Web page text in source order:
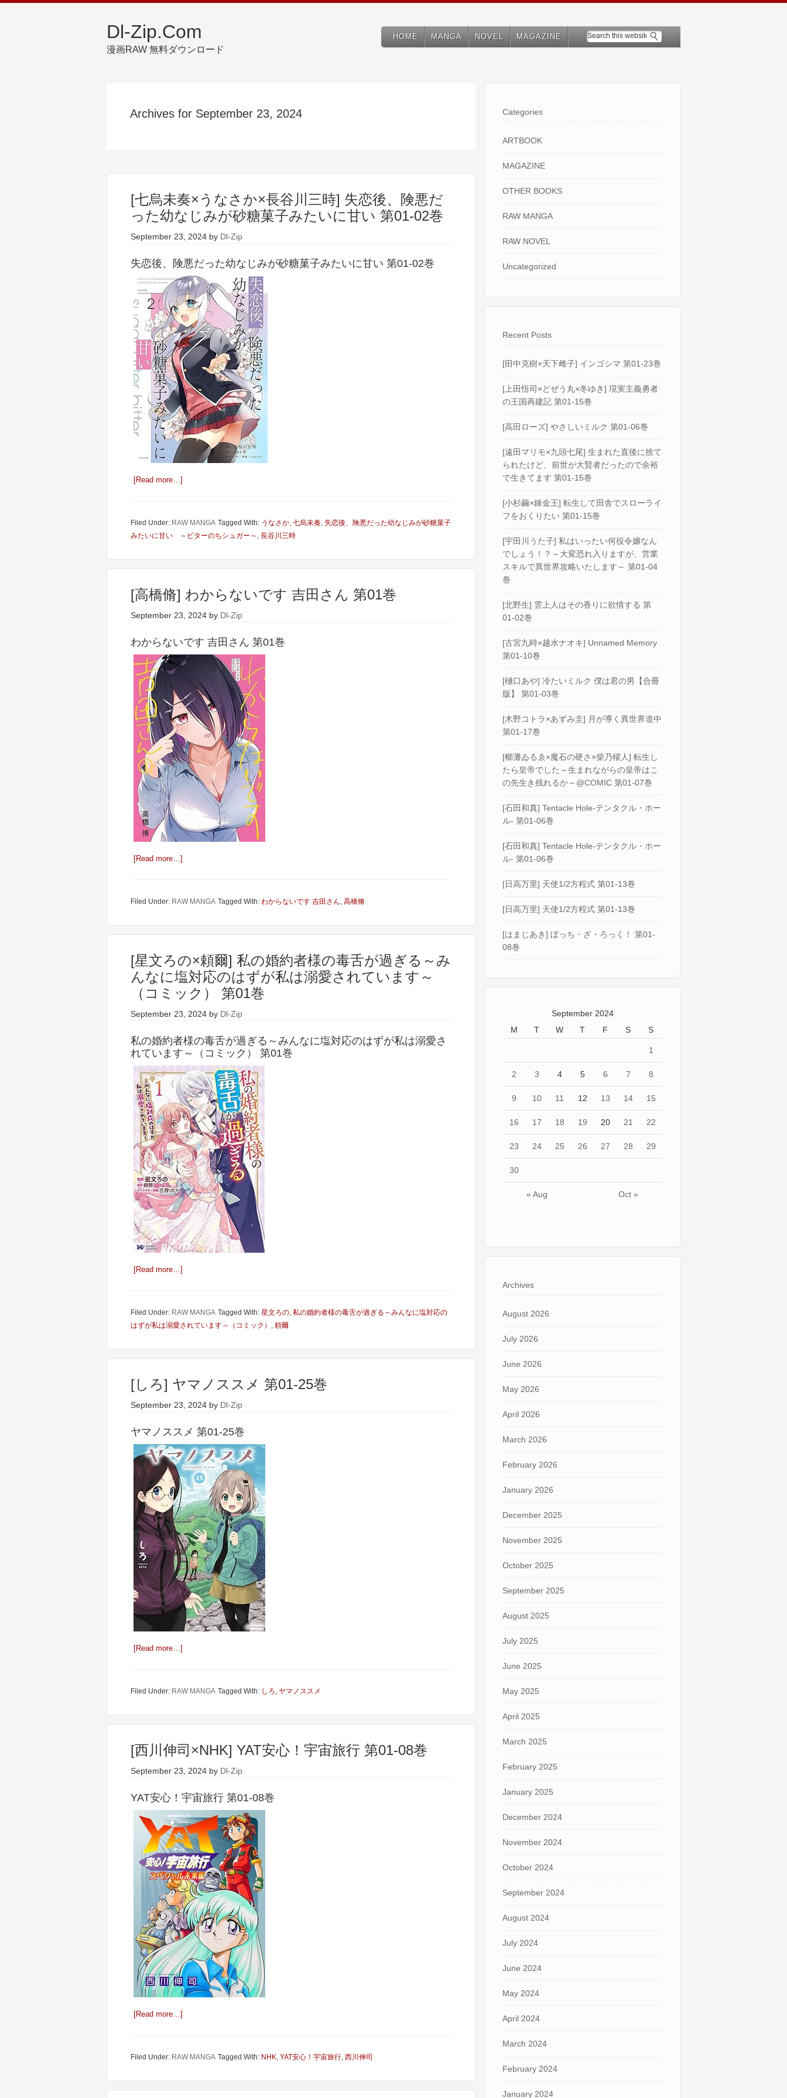
Dl-Zip.Com
漫画RAW 無料ダウンロード
HOME MANGA NOVEL MAGAZINE
Archives for September 23, 2024
[七烏未奏×うなさか×長谷川三時] 失恋後、険悪だ
った幼なじみが砂糖菓子みたいに甘い 第01-02巻
September 23, 2024 by Dl-Zip
失恋後、険悪だった幼なじみが砂糖菓子みたいに甘い 第01-02巻
[Read more…]
Filed Under: RAW MANGA Tagged With: うなさか, 七烏未奏, 失恋後、険悪だった幼なじみが砂糖菓子
みたいに甘い ～ビターのちシュガー～ , 長谷川三時
[高橋脩] わからないです 吉田さん 第01巻
September 23, 2024 by Dl-Zip
わからないです 吉田さん 第01巻
[Read more…]
Filed Under: RAW MANGA Tagged With: わからないです 吉田さん, 高橋脩
[星文ろの×頼爾] 私の婚約者様の毒舌が過ぎる～み
んなに塩対応のはずが私は溺愛されています～
（コミック） 第01巻
September 23, 2024 by Dl-Zip
私の婚約者様の毒舌が過ぎる～みんなに塩対応のはずが私は溺愛さ
れています～（コミック） 第01巻
[Read more…]
Filed Under: RAW MANGA Tagged With: 星文ろの, 私の婚約者様の毒舌が過ぎる～みんなに塩対応の
はずが私は溺愛されています～（コミック） , 頼爾
[しろ] ヤマノススメ 第01-25巻
September 23, 2024 by Dl-Zip
ヤマノススメ 第01-25巻
[Read more…]
Filed Under: RAW MANGA Tagged With: しろ, ヤマノススメ
[西川伸司×NHK] YAT安心！宇宙旅行 第01-08巻
September 23, 2024 by Dl-Zip
YAT安心！宇宙旅行 第01-08巻
[Read more…]
Filed Under: RAW MANGA Tagged With: NHK, YAT安心！宇宙旅行, 西川伸司
Categories
ARTBOOK
MAGAZINE
OTHER BOOKS
RAW MANGA
RAW NOVEL
Uncategorized
Recent Posts
[田中克樹×天下雌子] インゴシマ 第01-23巻
[上田悟司×どぜう丸×冬ゆき] 現実主義勇者
の王国再建記 第01-15巻
[高田ローズ] やさしいミルク 第01-06巻
[遠田マリモ×九頭七尾] 生まれた直後に捨て
られたけど、前世が大賢者だったので余裕
で生きてます 第01-15巻
[小杉繭×錬金王] 転生して田舎でスローライ
フをおくりたい 第01-15巻
[宇田川うた子] 私はいったい何役令嬢なん
でしょう！？～大変恐れ入りますが、営業
スキルで異世界攻略いたします～ 第01-04
巻
[北野生] 雲上人はその香りに欲情する 第
01-02巻
[古宮九時×越水ナオキ] Unnamed Memory
第01-10巻
[樋口あや] 冷たいミルク 僕は君の男【合冊
版】 第01-03巻
[木野コトラ×あずみ圭] 月が導く異世界道中
第01-17巻
[櫛灘ゐるゑ×魔石の硬さ×柴乃櫂人] 転生し
たら皇帝でした～生まれながらの皇帝はこ
の先生き残れるか～@COMIC 第01-07巻
[石田和真] Tentacle Hole-テンタクル・ホー
ル- 第01-06巻
[石田和真] Tentacle Hole-テンタクル・ホー
ル- 第01-06巻
[日高万里] 天使1/2方程式 第01-13巻
[日高万里] 天使1/2方程式 第01-13巻
[はまじあき] ぼっち・ざ・ろっく！ 第01-
08巻
September 2024
M
T W T F S S
« Aug Oct »
1
2 3 4 5 6 7 8
9 10 11 12 13 14 15
16 17 18 19 20 21 22
23 24 25 26 27 28 29
30
Archives
August 2026
July 2026
June 2026
May 2026
April 2026
March 2026
February 2026
January 2026
December 2025
November 2025
October 2025
September 2025
August 2025
July 2025
June 2025
May 2025
April 2025
March 2025
February 2025
January 2025
December 2024
November 2024
October 2024
September 2024
August 2024
July 2024
June 2024
May 2024
April 2024
March 2024
February 2024
January 2024